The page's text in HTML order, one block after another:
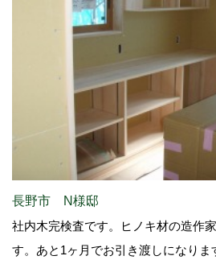
長野市 N様邸
社内木完検査です。ヒノキ材の造作
す。あと1ヶ月でお引き渡しになりま